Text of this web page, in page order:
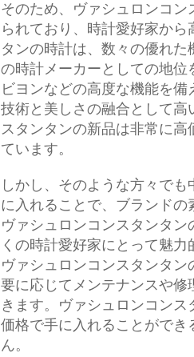
そのため、ヴァシュロンコ
られており、時計愛好家か
タンの時計は、数々の優れ
の時計メーカーとしての地
ビヨンなどの高度な機能を
技術と美しさの融合として
スタンタンの新品は非常に
ています。
しかし、そのような方々で
に入れることで、ブランド
ヴァシュロンコンスタンタ
くの時計愛好家にとって魅
ヴァシュロンコンスタンタ
要に応じてメンテナンスや
きます。ヴァシュロンコン
価格で手に入れることがで
ん。